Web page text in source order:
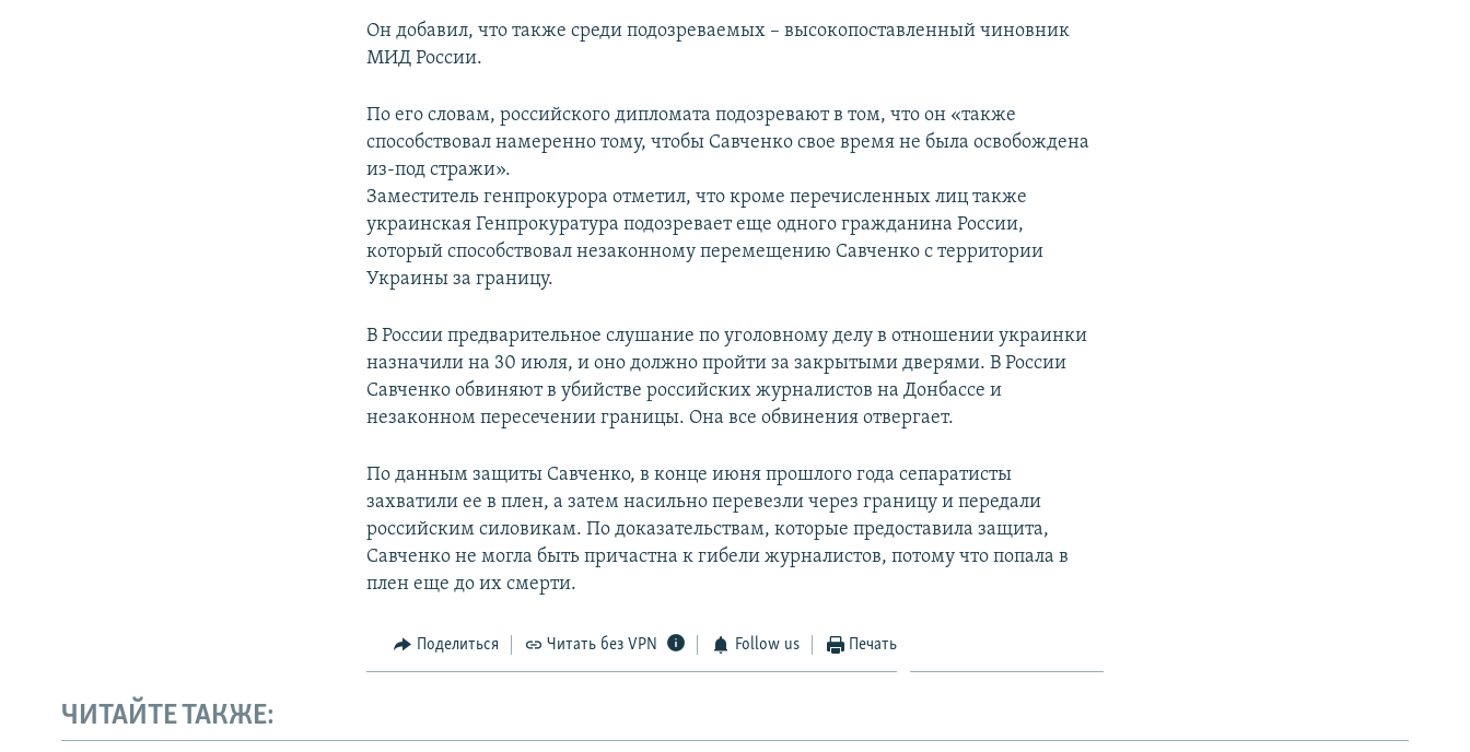
Он добавил, что также среди подозреваемых – высокопоставленный чиновник
МИД России.
По его словам, российского дипломата подозревают в том, что он «также
способствовал намеренно тому, чтобы Савченко свое время не была освобождена
из-под стражи».
Заместитель генпрокурора отметил, что кроме перечисленных лиц также
украинская Генпрокуратура подозревает еще одного гражданина России,
который способствовал незаконному перемещению Савченко с территории
Украины за границу.
В России предварительное слушание по уголовному делу в отношении украинки
назначили на 30 июля, и оно должно пройти за закрытыми дверями. В России
Савченко обвиняют в убийстве российских журналистов на Донбассе и
незаконном пересечении границы. Она все обвинения отвергает.
По данным защиты Савченко, в конце июня прошлого года сепаратисты
захватили ее в плен, а затем насильно перевезли через границу и передали
российским силовикам. По доказательствам, которые предоставила защита,
Савченко не могла быть причастна к гибели журналистов, потому что попала в
плен еще до их смерти.
Поделиться Читать без VPN Follow us Печать
ЧИТАЙТЕ ТАКЖЕ: